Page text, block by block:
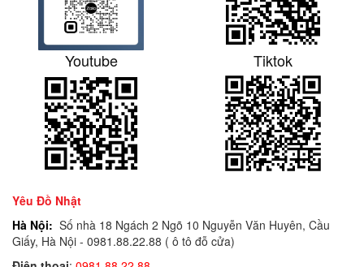
Youtube Tiktok
Yêu Đồ Nhật
Hà Nội: Số nhà 18 Ngách 2 Ngõ 10 Nguyễn Văn Huyên, Cầu
Giấy, Hà Nội - 0981.88.22.88 ( ô tô đỗ cửa)